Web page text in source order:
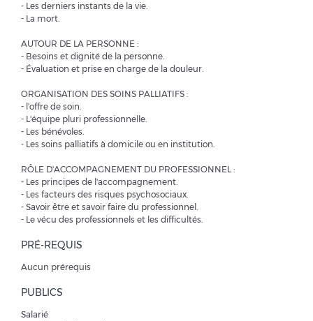
- Les derniers instants de la vie.
- La mort.
AUTOUR DE LA PERSONNE :
- Besoins et dignité de la personne.
- Évaluation et prise en charge de la douleur.
ORGANISATION DES SOINS PALLIATIFS :
- l'offre de soin.
- L'équipe pluri professionnelle.
- Les bénévoles.
- Les soins palliatifs à domicile ou en institution.
RÔLE D'ACCOMPAGNEMENT DU PROFESSIONNEL :
- Les principes de l'accompagnement.
- Les facteurs des risques psychosociaux.
- Savoir être et savoir faire du professionnel.
- Le vécu des professionnels et les difficultés.
PRÉ-REQUIS
Aucun prérequis
PUBLICS
Salarié